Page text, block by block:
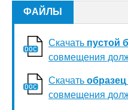
ФАЙЛЫ
Скачать пустой
совмещения
Скачать образец
совмещения